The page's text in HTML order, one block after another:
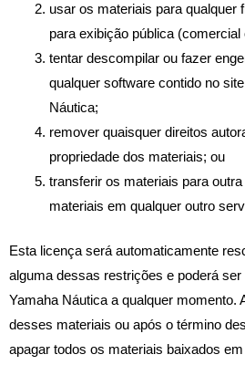
usar os materiais para qualquer
para exibição pública
tentar descompilar ou fazer
qualquer software contido no
Náutica;
remover quaisquer direitos
propriedade dos materiais; ou
transferir os materiais para outra
materiais em qualquer outro
Esta licença será automaticamente
alguma dessas restrições e poderá
Yamaha Náutica a qualquer momento.
desses materiais ou após o término
apagar todos os materiais baixados